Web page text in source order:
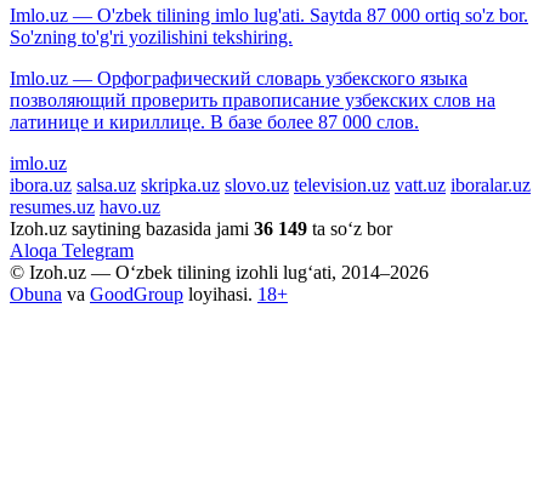
Imlo.uz — O'zbek tilining imlo lug'ati. Saytda 87 000 ortiq so'z bor.
So'zning to'g'ri yozilishini tekshiring.
Imlo.uz — Орфографический словарь узбекского языка
позволяющий проверить правописание узбекских слов на
латинице и кириллице. В базе более 87 000 слов.
imlo.uz
ibora.uz salsa.uz skripka.uz slovo.uz television.uz vatt.uz iboralar.uz
resumes.uz havo.uz
Izoh.uz saytining bazasida jami 36 149 ta so‘z bor
Aloqa Telegram
© Izoh.uz — O‘zbek tilining izohli lug‘ati, 2014–2026
Obuna va GoodGroup loyihasi. 18+